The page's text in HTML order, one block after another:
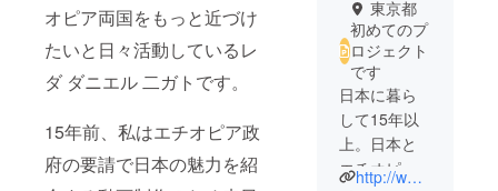
オピア両国をもっと近づけ
たいと日々活動しているレ
ダ ダニエル 二ガトです。
15年前、私はエチオピア政
府の要請で日本の魅力を紹
東京都
初めてのプ
ロジェクト
です
日本に暮ら
して15年以
上。日本と
エチオピアhttp://www.ethiopiajapan.com/